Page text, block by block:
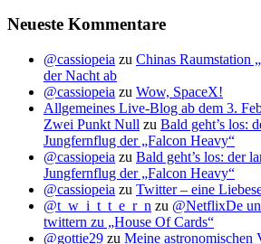
Neueste Kommentare
@cassiopeia zu Chinas Raumstation
der Nacht ab
@cassiopeia zu Wow, SpaceX!
Allgemeines Live-Blog ab dem 3.
Zwei Punkt Null zu Bald geht’s los:
Jungfernflug der „Falcon Heavy“
@cassiopeia zu Bald geht’s los: der
Jungfernflug der „Falcon Heavy“
@cassiopeia zu Twitter – eine
@t_w_i_t_t_e_r_n zu @NetflixDe
twittern zu „House Of Cards“
@gottie29 zu Meine astronomischen